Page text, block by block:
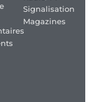
Signalisation
Magazines